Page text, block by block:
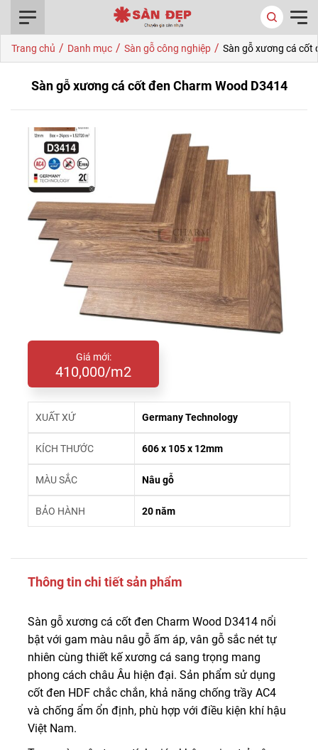
Trang chủ / Danh mục / Sàn gỗ công nghiệp / Sàn gỗ xương cá cốt
Sàn gỗ xương cá cốt đen Charm Wood D3414
Giá mới:
410,000/m2
XUẤT XỨ Germany Technology
KÍCH THƯỚC 606 x 105 x 12mm
MÀU SẮC Nâu gỗ
BẢO HÀNH 20 năm
Thông tin chi tiết sản phẩm
Sàn gỗ xương cá cốt đen Charm Wood D3414 nổi
bật với gam màu nâu gỗ ấm áp, vân gỗ sắc nét tự
nhiên cùng thiết kế xương cá sang trọng mang
phong cách châu Âu hiện đại. Sản phẩm sử dụng
cốt đen HDF chắc chắn, khả năng chống trầy AC4
và chống ẩm ổn định, phù hợp với điều kiện khí hậu
Việt Nam.